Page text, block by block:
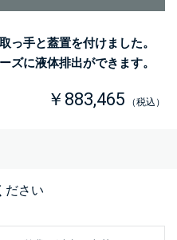
っ手と蓋置を付けました。
ズに液体排出ができます。
￥883,465 （税込）
ださい